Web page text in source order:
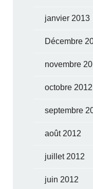
janvier 2013
Décembre
novembre
octobre 2012
septembre
août 2012
juillet 2012
juin 2012